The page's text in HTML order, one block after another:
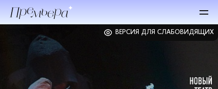
ВЕРСИЯ ДЛЯ СЛАБОВИДЯЩИХ